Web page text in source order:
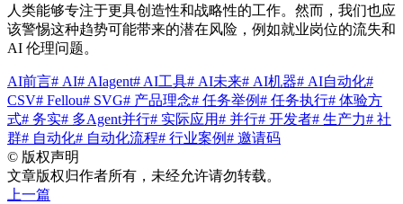
人类能够专注于更具创造性和战略性的工作。然而，我们也应
该警惕这种趋势可能带来的潜在风险，例如就业岗位的流失和
AI 伦理问题。
AI前言# AI# AIagent# AI工具# AI未来# AI机器# AI自动化#
CSV# Fellou# SVG# 产品理念# 任务举例# 任务执行# 体验方
式# 务实# 多Agent并行# 实际应用# 并行# 开发者# 生产力# 社
群# 自动化# 自动化流程# 行业案例# 邀请码
© 版权声明
文章版权归作者所有，未经允许请勿转载。
上一篇